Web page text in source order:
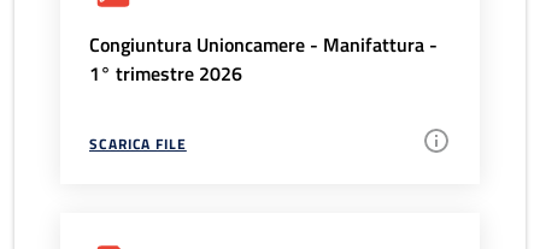
Congiuntura Unioncamere - Manifattura -
1° trimestre 2026
SCARICA FILE